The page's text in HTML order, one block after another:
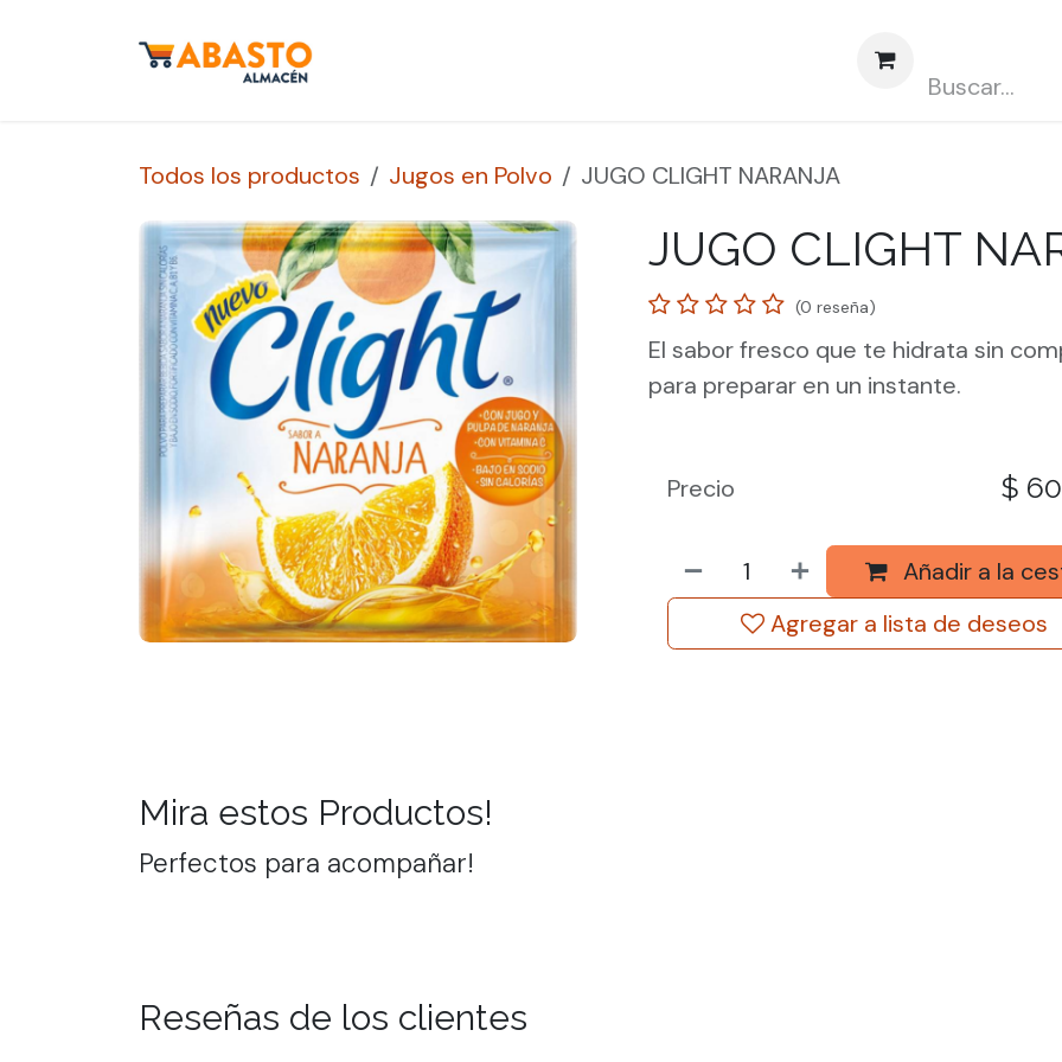
Abasto CLUBCARD
Todos los productos Jugos en Polvo JUGO CLIGHT NARANJA
JUGO CLIGHT
(0 reseña)
El sabor fresco que te hidrata sin
para preparar en un instante.
Añadir a la
Agregar a lista de deseos
Precio $
Mira estos Productos!
Perfectos para acompañar!
Reseñas de los clientes